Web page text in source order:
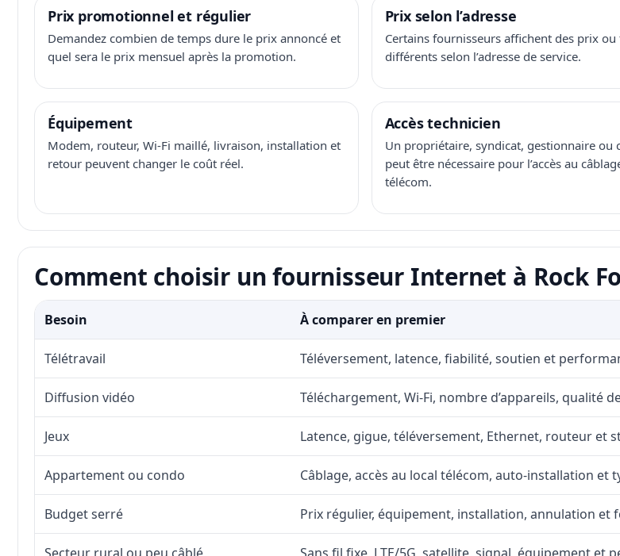
Prix promotionnel et régulier
Demandez combien de temps dure le prix annoncé et
quel sera le prix mensuel après la promotion.
Prix selon l’adresse
Certains fournisseurs affichent des prix
différents selon l’adresse de service.
Équipement
Modem, routeur, Wi-Fi maillé, livraison, installation et
retour peuvent changer le coût réel.
Accès technicien
Un propriétaire, syndicat, gestionnaire ou
peut être nécessaire pour l’accès au
télécom.
Comment choisir un fournisseur Internet à Rock
Besoin À comparer en premier
Télétravail Téléversement, latence, fiabilité, soutien et
Diffusion vidéo Téléchargement, Wi-Fi, nombre d’appareils, qualité
Jeux Latence, gigue, téléversement, Ethernet, routeur et
Appartement ou condo Câblage, accès au local télécom, auto-installation et
Budget serré Prix régulier, équipement, installation, annulation et